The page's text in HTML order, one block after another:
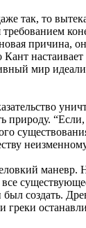
так, то
причина,
мир
природу.
маневр.
создать.